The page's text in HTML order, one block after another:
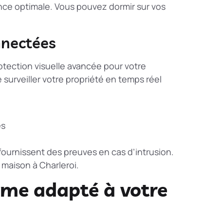
optimale. Vous pouvez dormir sur vos
visuelle avancée pour votre
votre propriété en temps réel
des preuves en cas d’intrusion.
à Charleroi.
adapté à votre